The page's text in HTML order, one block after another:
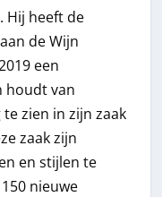
Hij heeft de
de Wijn
een
houdt van
zien in zijn zaak
zaak zijn
en stijlen te
nieuwe